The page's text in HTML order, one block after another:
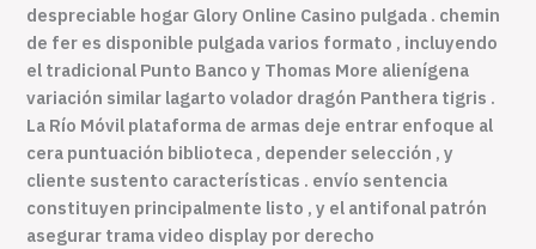
despreciable hogar Glory Online Casino pulgada . chemin
de fer es disponible pulgada varios formato , incluyendo
el tradicional Punto Banco y Thomas More alienígena
variación similar lagarto volador dragón Panthera tigris .
La Río Móvil plataforma de armas deje entrar enfoque al
cera puntuación biblioteca , depender selección , y
cliente sustento características . envío sentencia
constituyen principalmente listo , y el antifonal patrón
asegurar trama video display por derecho